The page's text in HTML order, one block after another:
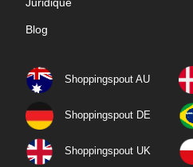
Juridique
Blog
Shoppingspout AU
Shoppingspout DE
Shoppingspout UK